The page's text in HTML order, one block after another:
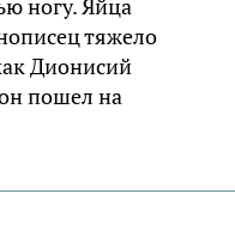
ногу. Яйца
тяжело
Дионисий
пошел на